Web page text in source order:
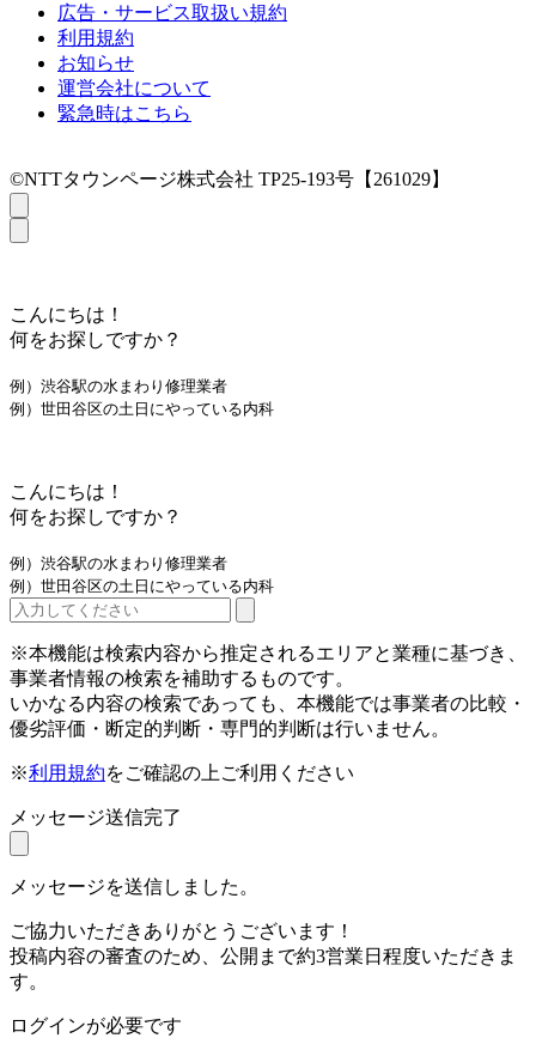
広告・サービス取扱い規約
利用規約
お知らせ
運営会社について
緊急時はこちら
©NTTタウンページ株式会社 TP25-193号【261029】
こんにちは！
何をお探しですか？
例）渋谷駅の水まわり修理業者
例）世田谷区の土日にやっている内科
こんにちは！
何をお探しですか？
例）渋谷駅の水まわり修理業者
例）世田谷区の土日にやっている内科
※本機能は検索内容から推定されるエリアと業種に基づき、
事業者情報の検索を補助するものです。
いかなる内容の検索であっても、本機能では事業者の比較・
優劣評価・断定的判断・専門的判断は行いません。
※利用規約をご確認の上ご利用ください
メッセージ送信完了
メッセージを送信しました。
ご協力いただきありがとうございます！
投稿内容の審査のため、公開まで約3営業日程度いただきま
す。
ログインが必要です